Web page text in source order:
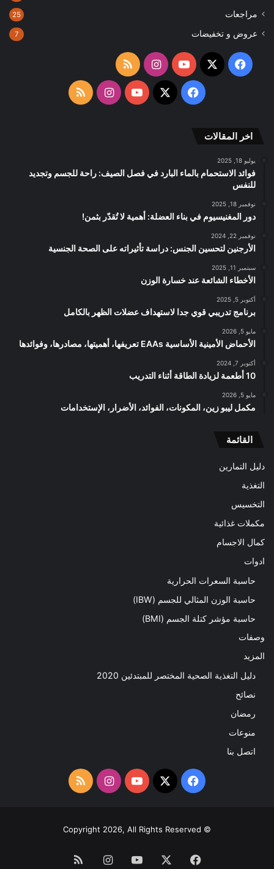
مراجعات 25
عروض و تخفيضات 7
فيسبوك
‫X
‫YouTubeانستقرامملخص
الموقع
فيسبوك
‫X
‫YouTubeانستقرامملخص
اخر المقالات
يوليو 18, 2025
فوائد الاستحمام بالماء البارد في فصل الصيف: راحة للجسم وتجديد
للنفس
نوفمبر 18, 2025
دور المغنيسيوم في بناء العضلة: أهمية لا تُقدّر بثمن!
نوفمبر 22, 2024
الأرجنين لتحسين الجنس: دراسة تأثيراته على الصحة الجنسية
سبتمبر 11, 2025
الأخطاء الشائعة عند خسارة الوزن
أكتوبر 5, 2025
برنامج تدريبي قوي جدا لاستهداف عضلات الظهر بالكامل
مايو 5, 2026
الأحماض الأمينية الأساسية EAAs تعريفها، أهميتها، مصادرها، وفوائدها
أكتوبر 7, 2024
10 أطعمة لزيادة الطاقة أثناء التدريب
مايو 5, 2026
مكمل ليبو زين، المكونات، الفوائد، الأضرار، الإستخدامات
القائمة
دليل التمارين
التغذية
التخسيس
مكملات غذائية
كمال الاجسام
ادوات
حاسبة السعرات الحرارية
حاسبة الوزن المثالي للجسم (IBW)
حاسبة مؤشر كتلة الجسم (BMI)
وصفات
المزيد
دليل التغذية الصحية المختصر للمبتدئين 2020​
نصائح
رمضان
منوعات
اتصل بنا
فيسبوك
‫X
‫YouTubeانستقرامملخص
RSS
© Copyright 2026, All Rights Reserved
فيسبوك ‫YouTubeانستقرام